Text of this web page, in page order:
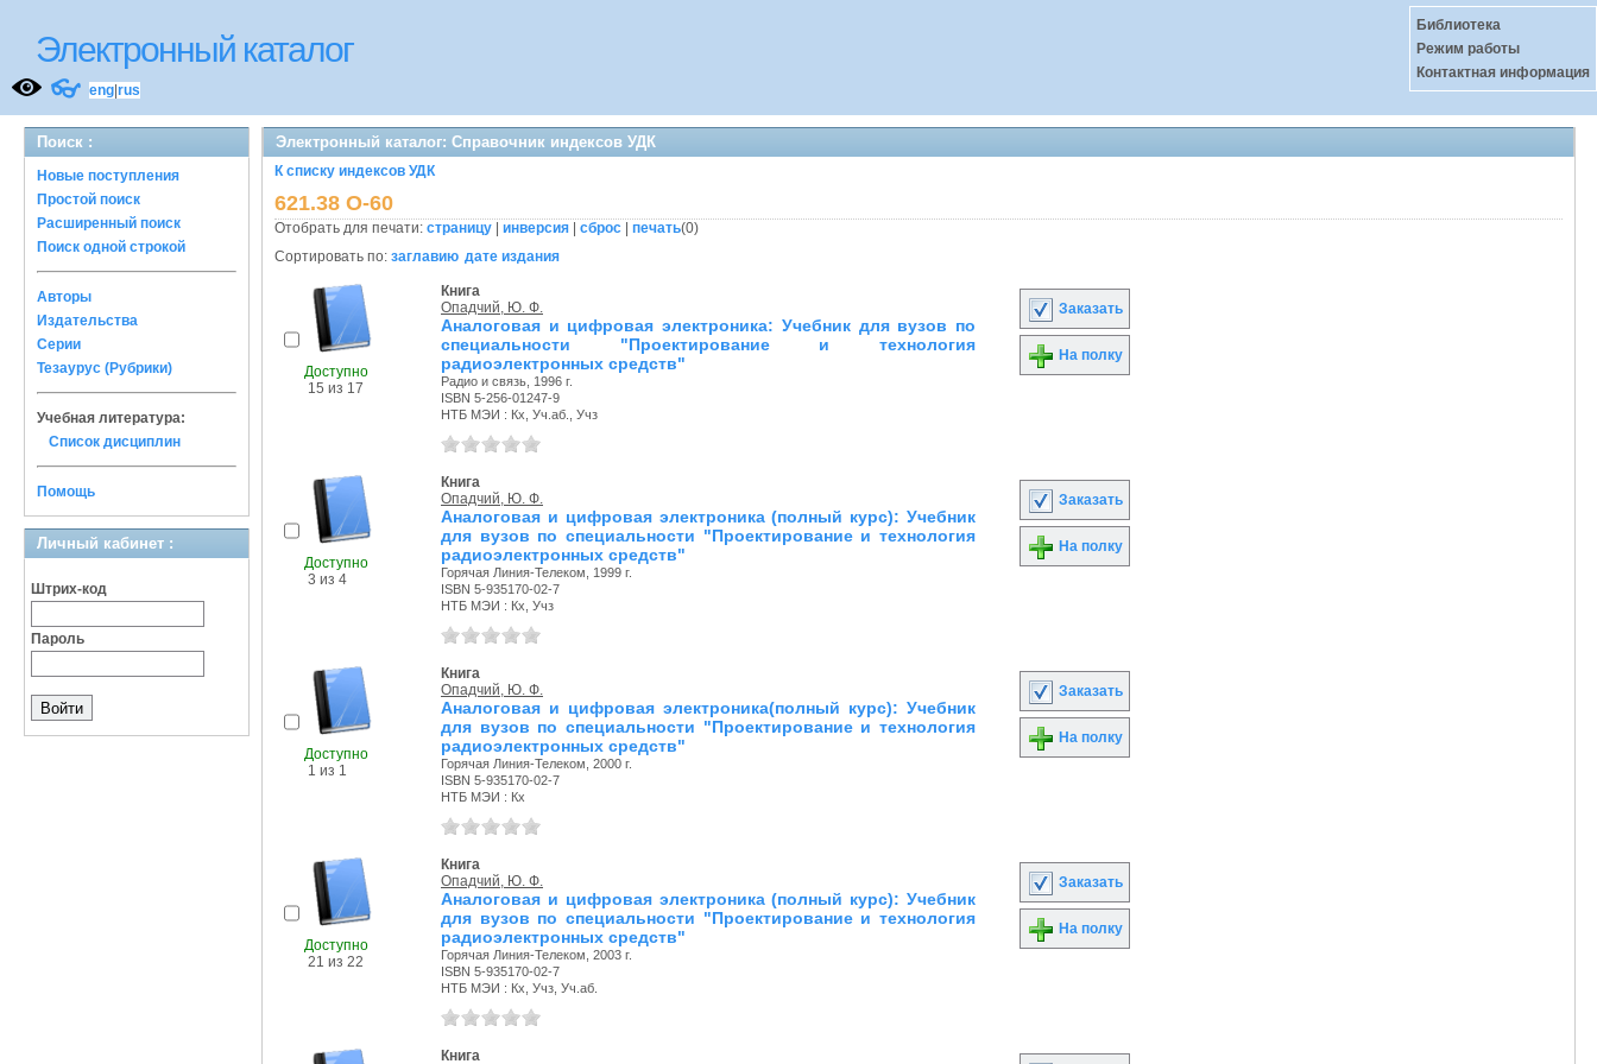
Электронный каталог
👓 eng rus
Библиотека
Режим работы
Контактная информация
Поиск :
Новые поступления
Простой поиск
Расширенный поиск
Поиск одной строкой
Авторы
Издательства
Серии
Тезаурус (Рубрики)
Учебная литература:
Список дисциплин
Помощь
Личный кабинет :
Штрих-код
Пароль
Электронный каталог: Справочник индексов УДК
К списку индексов УДК
621.38 О-60
Отобрать для печати: страницу инверсия сброс печать(0)
Сортировать по: заглавию дате издания
Доступно
15 из 17
Книга
Опадчий, Ю. Ф.
Аналоговая и цифровая электроника: Учебник для вузов по
специальности "Проектирование и технология
радиоэлектронных средств"
Радио и связь, 1996 г.
ISBN 5-256-01247-9
НТБ МЭИ : Кх, Уч.аб., Учз
Заказать
На полку
Доступно
3 из 4
Книга
Опадчий, Ю. Ф.
Аналоговая и цифровая электроника (полный курс): Учебник
для вузов по специальности "Проектирование и технология
радиоэлектронных средств"
Горячая Линия-Телеком, 1999 г.
ISBN 5-935170-02-7
НТБ МЭИ : Кх, Учз
Заказать
На полку
Доступно
1 из 1
Книга
Опадчий, Ю. Ф.
Аналоговая и цифровая электроника(полный курс): Учебник
для вузов по специальности "Проектирование и технология
радиоэлектронных средств"
Горячая Линия-Телеком, 2000 г.
ISBN 5-935170-02-7
НТБ МЭИ : Кх
Заказать
На полку
Доступно
21 из 22
Книга
Опадчий, Ю. Ф.
Аналоговая и цифровая электроника (полный курс): Учебник
для вузов по специальности "Проектирование и технология
радиоэлектронных средств"
Горячая Линия-Телеком, 2003 г.
ISBN 5-935170-02-7
НТБ МЭИ : Кх, Учз, Уч.аб.
Заказать
На полку
Книга